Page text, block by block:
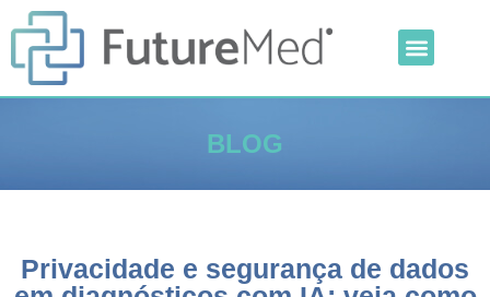
BLOG
Privacidade e segurança de dados